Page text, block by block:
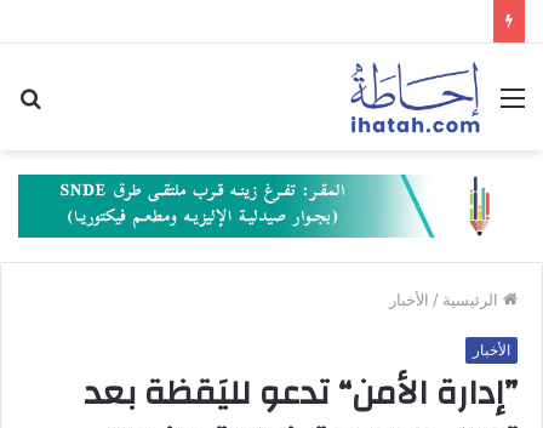
القائمة
الرئيسية / الأخبار
الأخبار
”إدارة الأمن“ تدعو لليَقظة بعد